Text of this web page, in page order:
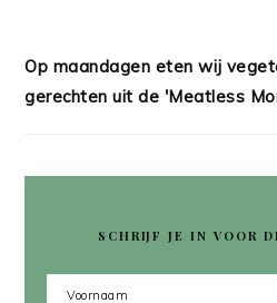
Op maandagen eten wij
gerechten uit de 'Meatless
SCHRIJF JE IN VOOR